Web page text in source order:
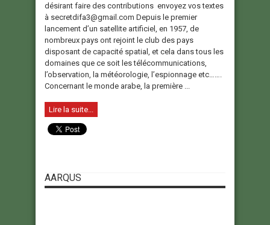
désirant faire des contributions envoyez vos textes
à secretdifa3@gmail.com Depuis le premier
lancement d’un satellite artificiel, en 1957, de
nombreux pays ont rejoint le club des pays
disposant de capacité spatial, et cela dans tous les
domaines que ce soit les télécommunications,
l’observation, la météorologie, l’espionnage etc…….
Concernant le monde arabe, la première ...
Lire la suite...
AARQUS